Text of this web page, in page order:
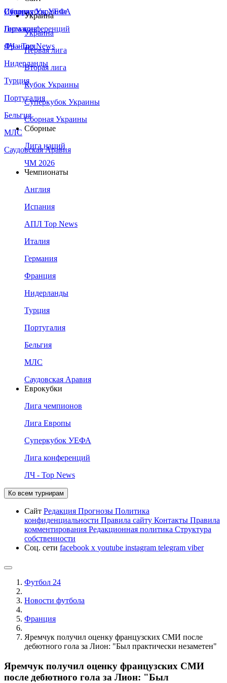
Сборная Украины
Италия
Германия
Франция
Нидерланды
Турция
Португалия
Бельгия
МЛС
Саудовская Аравия
Суперкубок УЕФА
Лига конференций
ЛЧ - Top News
Украина
Украина
Первая лига
Вторая лига
Кубок Украины
Суперкубок Украины
Сборная Украины
Сборные
Лига наций
ЧМ 2026
Чемпионаты
Англия
Испания
АПЛ Top News
Италия
Германия
Франция
Нидерланды
Турция
Португалия
Бельгия
МЛС
Саудовская Аравия
Еврокубки
Лига чемпионов
Лига Европы
Суперкубок УЕФА
Лига конференций
ЛЧ - Top News
Ко всем турнирам
Сайт Редакция Прогнозы Политика
конфиденциальности Правила сайту Контакты Правила
комментирования Редакционная политика Структура
собственности
Соц. сети facebook x youtube instagram telegram viber
Футбол 24
Новости футбола
Франция
Яремчук получил оценку французских СМИ после
дебютного гола за Лион: "Был практически незаметен"
Яремчук получил оценку французских СМИ
после дебютного гола за Лион: "Был